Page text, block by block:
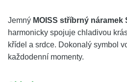
Jemný MOISS stříbrný náramek
harmonicky spojuje chladivou
křídel a srdce. Dokonalý symbol
každodenní momenty.